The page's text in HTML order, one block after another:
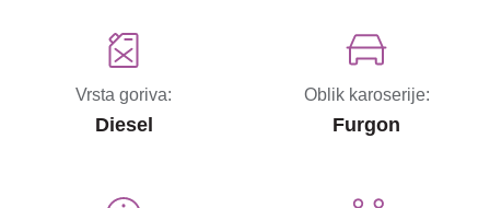
Vrsta goriva:
Diesel
Oblik karoserije:
Furgon